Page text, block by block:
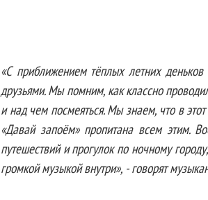
«С приближением тёплых летних
друзьями. Мы помним, как классно
и над чем посмеяться. Мы знаем, что в
«Давай запоём» пропитана всем этим.
путешествий и прогулок по ночному
громкой музыкой внутри», - говорят